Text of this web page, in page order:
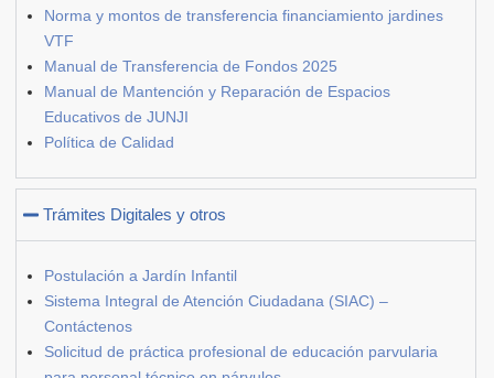
Norma y montos de transferencia financiamiento jardines
VTF
Manual de Transferencia de Fondos 2025
Manual de Mantención y Reparación de Espacios
Educativos de JUNJI
Política de Calidad
Trámites Digitales y otros
Postulación a Jardín Infantil
Sistema Integral de Atención Ciudadana (SIAC) –
Contáctenos
Solicitud de práctica profesional de educación parvularia